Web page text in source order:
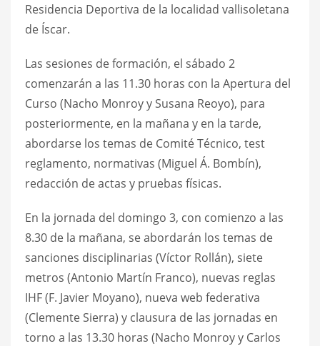
Residencia Deportiva de la localidad vallisoletana
de Íscar.
Las sesiones de formación, el sábado 2
comenzarán a las 11.30 horas con la Apertura del
Curso (Nacho Monroy y Susana Reoyo), para
posteriormente, en la mañana y en la tarde,
abordarse los temas de Comité Técnico, test
reglamento, normativas (Miguel Á. Bombín),
redacción de actas y pruebas físicas.
En la jornada del domingo 3, con comienzo a las
8.30 de la mañana, se abordarán los temas de
sanciones disciplinarias (Víctor Rollán), siete
metros (Antonio Martín Franco), nuevas reglas
IHF (F. Javier Moyano), nueva web federativa
(Clemente Sierra) y clausura de las jornadas en
torno a las 13.30 horas (Nacho Monroy y Carlos